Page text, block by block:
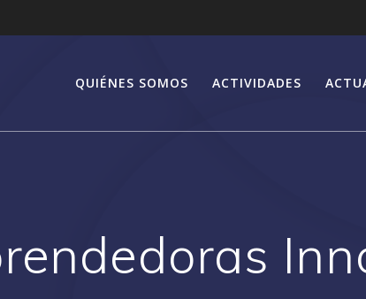
QUIÉNES SOMOS ACTIVIDADES